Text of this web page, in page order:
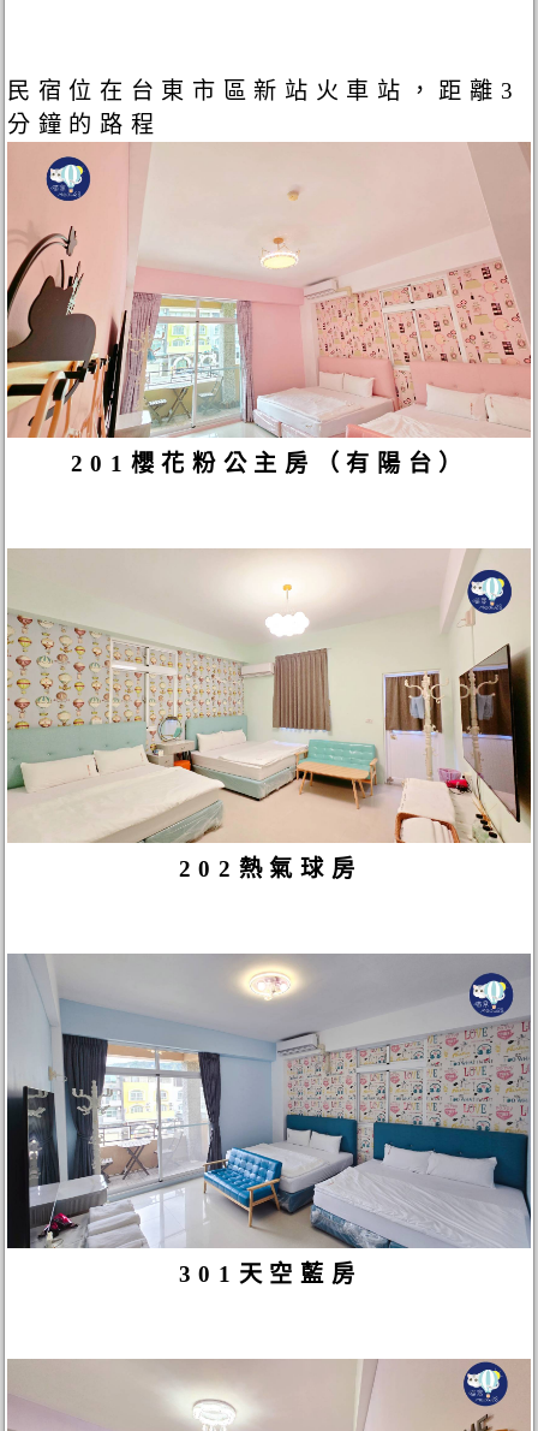
民宿位在台東市區新站火車站，距離3
分鐘的路程
201櫻花粉公主房（有陽台）
202熱氣球房
301天空藍房